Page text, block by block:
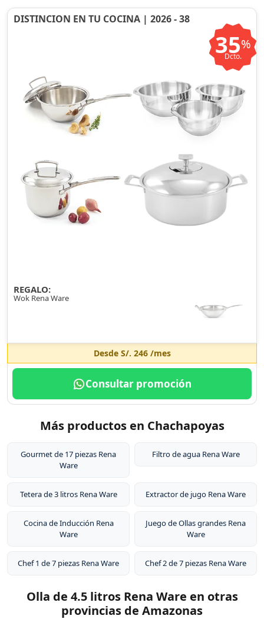
DISTINCION EN TU COCINA | 2026 - 38
35%
Dcto.
REGALO:
Wok Rena Ware
Desde S/. 246/mes
Consultar promoción
Más productos en Chachapoyas
Gourmet de 17 piezas Rena
Ware
Filtro de agua Rena Ware
Tetera de 3 litros Rena Ware Extractor de jugo Rena Ware
Cocina de Inducción Rena
Ware
Juego de Ollas grandes Rena
Ware
Chef 1 de 7 piezas Rena Ware Chef 2 de 7 piezas Rena Ware
Olla de 4.5 litros Rena Ware en otras
provincias de Amazonas